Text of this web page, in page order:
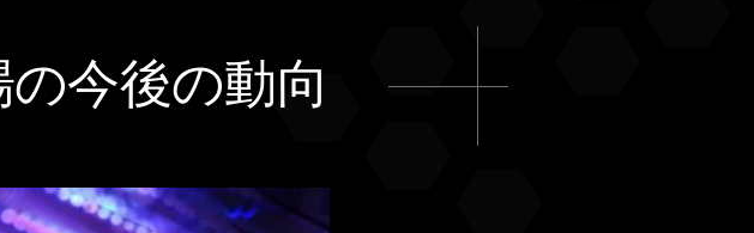
今後の動向